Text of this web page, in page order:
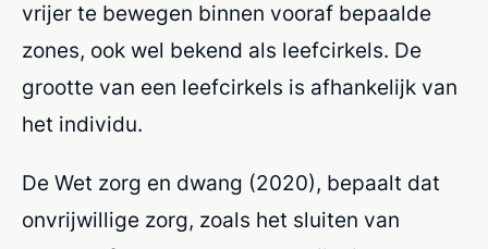
vrijer te bewegen binnen vooraf bepaalde
zones, ook wel bekend als leefcirkels. De
grootte van een leefcirkels is afhankelijk van
het individu.
De Wet zorg en dwang (2020), bepaalt dat
onvrijwillige zorg, zoals het sluiten van